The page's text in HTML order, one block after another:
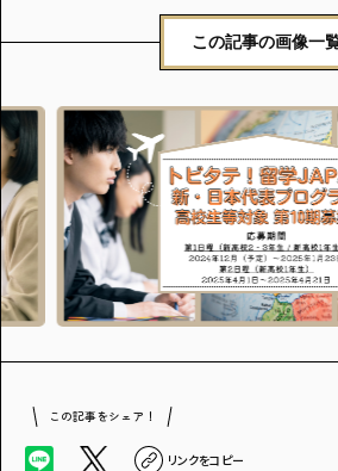
この記事の画像一
この記事をシェア！
リンクをコピー